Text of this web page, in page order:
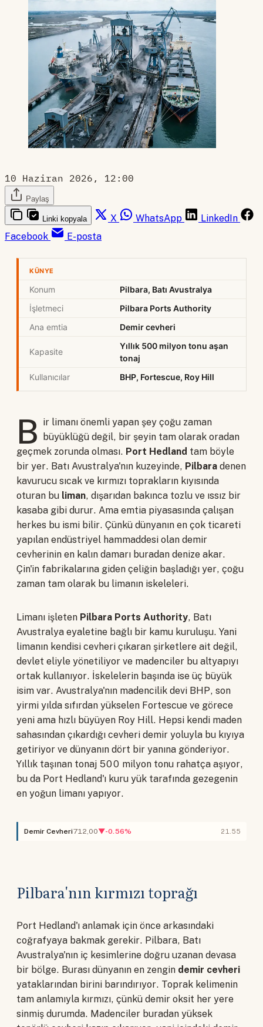
10 Haziran 2026, 12:00
Paylaş
Linki kopyala X WhatsApp
LinkedIn
Facebook
E-posta
KÜNYE
Konum
Pilbara, Batı Avustralya
İşletmeci
Pilbara Ports Authority
Ana emtia
Demir cevheri
Kapasite
Yıllık 500 milyon tonu aşan
tonaj
Kullanıcılar
BHP, Fortescue, Roy Hill
B ir limanı önemli yapan şey çoğu zaman
büyüklüğü değil, bir şeyin tam olarak oradan
geçmek zorunda olması. Port Hedland tam böyle
bir yer. Batı Avustralya'nın kuzeyinde, Pilbara denen
kavurucu sıcak ve kırmızı toprakların kıyısında
oturan bu liman, dışarıdan bakınca tozlu ve ıssız bir
kasaba gibi durur. Ama emtia piyasasında çalışan
herkes bu ismi bilir. Çünkü dünyanın en çok ticareti
yapılan endüstriyel hammaddesi olan demir
cevherinin en kalın damarı buradan denize akar.
Çin'in fabrikalarına giden çeliğin başladığı yer, çoğu
zaman tam olarak bu limanın iskeleleri.
Limanı işleten Pilbara Ports Authority, Batı
Avustralya eyaletine bağlı bir kamu kuruluşu. Yani
limanın kendisi cevheri çıkaran şirketlere ait değil,
devlet eliyle yönetiliyor ve madenciler bu altyapıyı
ortak kullanıyor. İskelelerin başında ise üç büyük
isim var. Avustralya'nın madencilik devi BHP, son
yirmi yılda sıfırdan yükselen Fortescue ve görece
yeni ama hızlı büyüyen Roy Hill. Hepsi kendi maden
sahasından çıkardığı cevheri demir yoluyla bu kıyıya
getiriyor ve dünyanın dört bir yanına gönderiyor.
Yıllık taşınan tonaj 500 milyon tonu rahatça aşıyor,
bu da Port Hedland'ı kuru yük tarafında gezegenin
en yoğun limanı yapıyor.
Demir Cevheri712,00▼-0.56% 21.55
Pilbara'nın kırmızı toprağı
Port Hedland'ı anlamak için önce arkasındaki
coğrafyaya bakmak gerekir. Pilbara, Batı
Avustralya'nın iç kesimlerine doğru uzanan devasa
bir bölge. Burası dünyanın en zengin demir cevheri
yataklarından birini barındırıyor. Toprak kelimenin
tam anlamıyla kırmızı, çünkü demir oksit her yere
sinmiş durumda. Madenciler buradan yüksek